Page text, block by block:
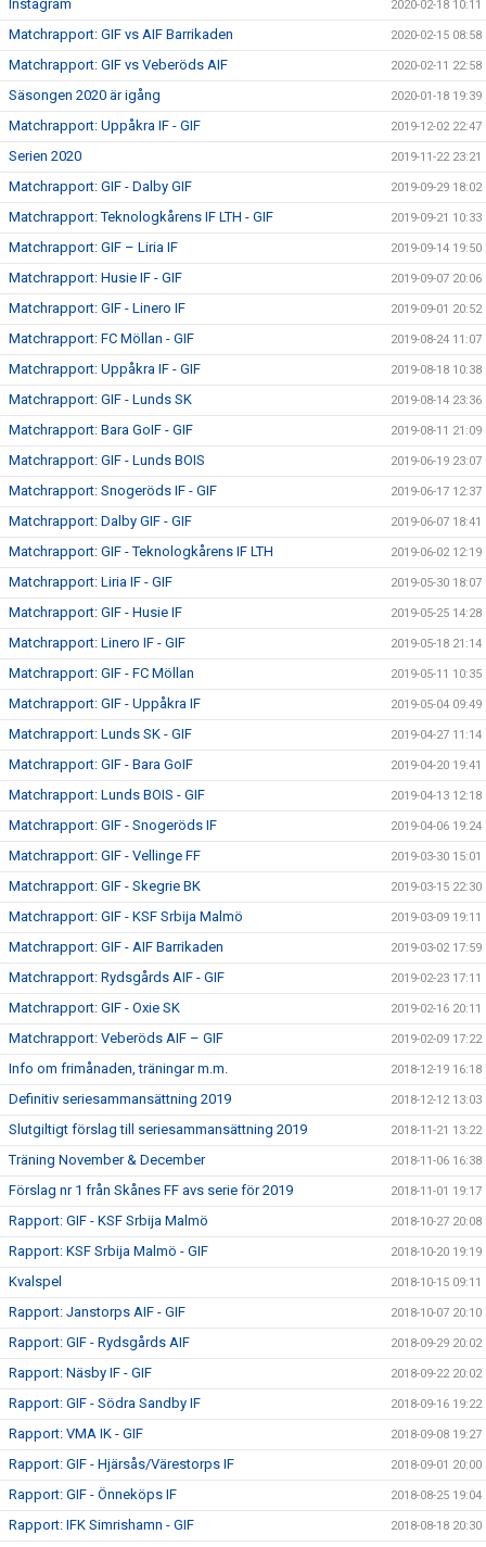
Instagram 2020-02-18 10:11
Matchrapport: GIF vs AIF Barrikaden 2020-02-15 08:58
Matchrapport: GIF vs Veberöds AIF 2020-02-11 22:58
Säsongen 2020 är igång 2020-01-18 19:39
Matchrapport: Uppåkra IF - GIF 2019-12-02 22:47
Serien 2020 2019-11-22 23:21
Matchrapport: GIF - Dalby GIF 2019-09-29 18:02
Matchrapport: Teknologkårens IF LTH - GIF 2019-09-21 10:33
Matchrapport: GIF – Liria IF 2019-09-14 19:50
Matchrapport: Husie IF - GIF 2019-09-07 20:06
Matchrapport: GIF - Linero IF 2019-09-01 20:52
Matchrapport: FC Möllan - GIF 2019-08-24 11:07
Matchrapport: Uppåkra IF - GIF 2019-08-18 10:38
Matchrapport: GIF - Lunds SK 2019-08-14 23:36
Matchrapport: Bara GoIF - GIF 2019-08-11 21:09
Matchrapport: GIF - Lunds BOIS 2019-06-19 23:07
Matchrapport: Snogeröds IF - GIF 2019-06-17 12:37
Matchrapport: Dalby GIF - GIF 2019-06-07 18:41
Matchrapport: GIF - Teknologkårens IF LTH 2019-06-02 12:19
Matchrapport: Liria IF - GIF 2019-05-30 18:07
Matchrapport: GIF - Husie IF 2019-05-25 14:28
Matchrapport: Linero IF - GIF 2019-05-18 21:14
Matchrapport: GIF - FC Möllan 2019-05-11 10:35
Matchrapport: GIF - Uppåkra IF 2019-05-04 09:49
Matchrapport: Lunds SK - GIF 2019-04-27 11:14
Matchrapport: GIF - Bara GoIF 2019-04-20 19:41
Matchrapport: Lunds BOIS - GIF 2019-04-13 12:18
Matchrapport: GIF - Snogeröds IF 2019-04-06 19:24
Matchrapport: GIF - Vellinge FF 2019-03-30 15:01
Matchrapport: GIF - Skegrie BK 2019-03-15 22:30
Matchrapport: GIF - KSF Srbija Malmö 2019-03-09 19:11
Matchrapport: GIF - AIF Barrikaden 2019-03-02 17:59
Matchrapport: Rydsgårds AIF - GIF 2019-02-23 17:11
Matchrapport: GIF - Oxie SK 2019-02-16 20:11
Matchrapport: Veberöds AIF – GIF 2019-02-09 17:22
Info om frimånaden, träningar m.m. 2018-12-19 16:18
Definitiv seriesammansättning 2019 2018-12-12 13:03
Slutgiltigt förslag till seriesammansättning 2019 2018-11-21 13:22
Träning November & December 2018-11-06 16:38
Förslag nr 1 från Skånes FF avs serie för 2019 2018-11-01 19:17
Rapport: GIF - KSF Srbija Malmö 2018-10-27 20:08
Rapport: KSF Srbija Malmö - GIF 2018-10-20 19:19
Kvalspel 2018-10-15 09:11
Rapport: Janstorps AIF - GIF 2018-10-07 20:10
Rapport: GIF - Rydsgårds AIF 2018-09-29 20:02
Rapport: Näsby IF - GIF 2018-09-22 20:02
Rapport: GIF - Södra Sandby IF 2018-09-16 19:22
Rapport: VMA IK - GIF 2018-09-08 19:27
Rapport: GIF - Hjärsås/Värestorps IF 2018-09-01 20:00
Rapport: GIF - Önneköps IF 2018-08-25 19:04
Rapport: IFK Simrishamn - GIF 2018-08-18 20:30